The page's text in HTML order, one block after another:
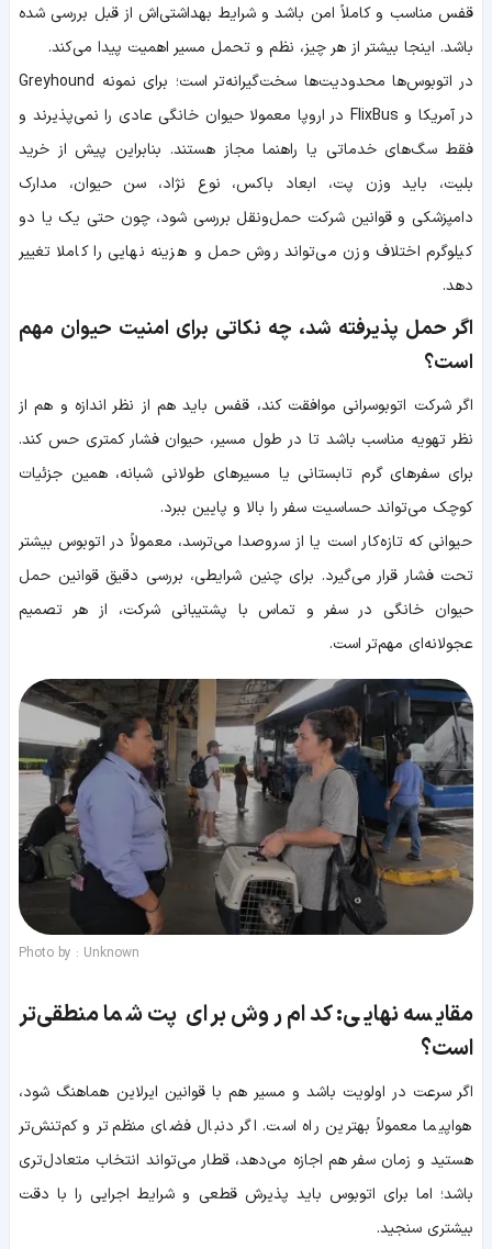
قفس مناسب و کاملاً امن باشد و شرایط بهداشتی‌اش از قبل بررسی شده
باشد. اینجا بیشتر از هر چیز، نظم و تحمل مسیر اهمیت پیدا می‌کند.
در اتوبوس‌ها محدودیت‌ها سخت‌گیرانه‌تر است؛ برای نمونه Greyhound
در آمریکا و FlixBus در اروپا معمولا حیوان خانگی عادی را نمی‌پذیرند و
فقط سگ‌های خدماتی یا راهنما مجاز هستند. بنابراین پیش از خرید
بلیت، باید وزن پت، ابعاد باکس، نوع نژاد، سن حیوان، مدارک
دامپزشکی و قوانین شرکت حمل‌ونقل بررسی شود، چون حتی یک یا دو
کیلوگرم اختلاف وزن می‌تواند روش حمل و هزینه نهایی را کاملا تغییر
دهد.
اگر حمل پذیرفته شد، چه نکاتی برای امنیت حیوان مهم
است؟
اگر شرکت اتوبوسرانی موافقت کند، قفس باید هم از نظر اندازه و هم از
نظر تهویه مناسب باشد تا در طول مسیر، حیوان فشار کمتری حس کند.
برای سفرهای گرم تابستانی یا مسیرهای طولانی شبانه، همین جزئیات
کوچک می‌تواند حساسیت سفر را بالا و پایین ببرد.
حیوانی که تازه‌کار است یا از سروصدا می‌ترسد، معمولاً در اتوبوس بیشتر
تحت فشار قرار می‌گیرد. برای چنین شرایطی، بررسی دقیق قوانین حمل
حیوان خانگی در سفر و تماس با پشتیبانی شرکت، از هر تصمیم
عجولانه‌ای مهم‌تر است.
Photo by : Unknown
مقایسه نهایی: کدام روش برای پت شما منطقی‌تر
است؟
اگر سرعت در اولویت باشد و مسیر هم با قوانین ایرلاین هماهنگ شود،
هواپیما معمولاً بهترین راه است. اگر دنبال فضای منظم‌تر و کم‌تنش‌تر
هستید و زمان سفر هم اجازه می‌دهد، قطار می‌تواند انتخاب متعادل‌تری
باشد؛ اما برای اتوبوس باید پذیرش قطعی و شرایط اجرایی را با دقت
بیشتری سنجید.